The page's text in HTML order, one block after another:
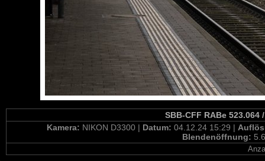
SBB-CFF RABe 523.064
Kamera: NIKON D3300 | Datum: 04.12.24 15:29 |
Blendenöffnung: